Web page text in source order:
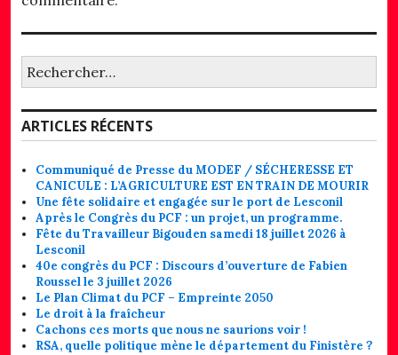
ARTICLES RÉCENTS
Communiqué de Presse du MODEF / SÉCHERESSE ET
CANICULE : L’AGRICULTURE EST EN TRAIN DE MOURIR
Une fête solidaire et engagée sur le port de Lesconil
Après le Congrès du PCF : un projet, un programme.
Fête du Travailleur Bigouden samedi 18 juillet 2026 à
Lesconil
40e congrès du PCF : Discours d’ouverture de Fabien
Roussel le 3 juillet 2026
Le Plan Climat du PCF – Empreinte 2050
Le droit à la fraîcheur
Cachons ces morts que nous ne saurions voir !
RSA, quelle politique mène le département du Finistère ?